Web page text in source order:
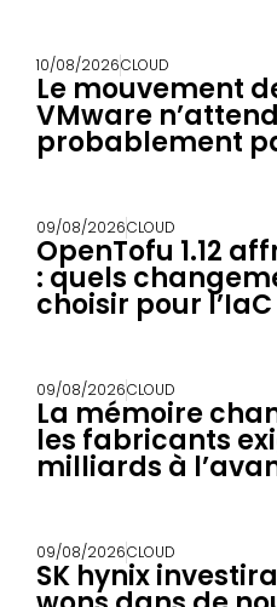
10/08/2026CLOUD
Le mouvement
VMware
probablement
09/08/2026CLOUD
OpenTofu 1.12
: quels
choisir pour l’IaC
09/08/2026CLOUD
La mémoire
les fabricants
milliards à
09/08/2026CLOUD
SK hynix